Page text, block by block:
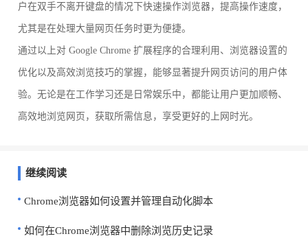
户在双手不离开键盘的情况下快速操作浏览器，提高操作速度，
尤其是在处理大量网页任务时更为便捷。
通过以上对 Google Chrome 扩展程序的合理利用、浏览器设置的
优化以及高效浏览技巧的掌握，能够显著提升网页访问的用户体
验。无论是在工作学习还是日常娱乐中，都能让用户更加顺畅、
高效地浏览网页，获取所需信息，享受更好的上网时光。
继续阅读
Chrome浏览器如何设置并管理自动化脚本
如何在Chrome浏览器中删除浏览历史记录